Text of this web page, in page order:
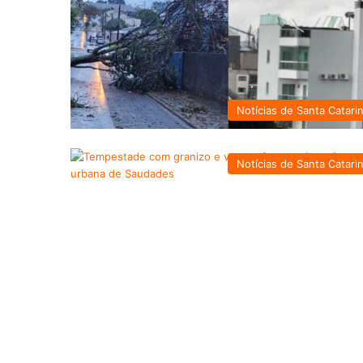
Notícias de Santa
Notícias de Santa